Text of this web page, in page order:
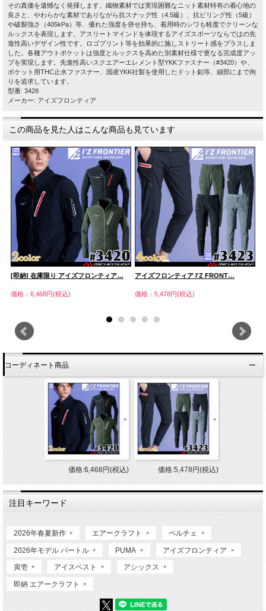
その真価を遺憾なく発揮します。織物素材では実現困難なニット素材特有の着心地の
良さと、やわらかな素材でありながら抗スナッグ性（4.5級）、抗ピリング性（5級）
や破裂強さ（405kPa）等、優れた強度を併せ持ち、着用時のシワも軽度でクリーンな
ルックスを表現します。アスリートマインドを体現するアイズスポーツならではの先
進性高いデザイン性です。ロゴプリント等を効果的に施しストリート感をプラスしま
した。各種アウトポケットは強度とルックスを高めた別素材仕様で更なる完成度アッ
プを実現します。先進性高いスクエアーエレメント型YKKファスナー（#3420）や、
ポケット用THC止水ファスナー、国産YKK社製を使用したドット釦等、細部にまで拘
りを追求しています。
型番: 3428
メーカー: アイズフロンティア
この商品を見た人はこんな商品も見ています
[即納] 在庫限り アイズフロンティア…
価格：6,468円(税込)
アイズフロンティア I'Z FRONT…
価格：5,478円(税込)
コーディネート商品
価格:6,468円(税込) 価格:5,478円(税込)
注目キーワード
2026年春夏新作 エアークラフト ペルチェ
2026年モデル バートル PUMA アイズフロンティア
寅壱 アイスベスト アシックス
即納 エアークラフト